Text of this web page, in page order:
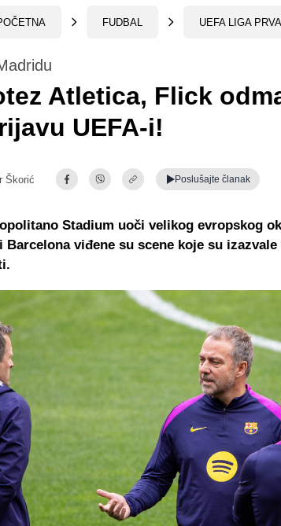
FUDBAL UEFA LIGA
Atletica, Flick
UEFA-i!
Škorić Poslušajte članak
Stadium uoči velikog evropskog
viđene su scene koje su